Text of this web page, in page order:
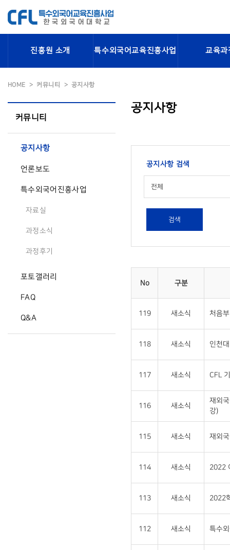
진흥원 소개 특수외국어교육진흥사업 교육과
HOME 커뮤니티 공지사항
커뮤니티
공지사항
언론보도
특수외국어진흥사업
자료실
과정소식
과정후기
포토갤러리
FAQ
Q&A
공지사항
공지사항 검색
전체
검색
No 구분
119 새소식 처음
118 새소식 인천
117 새소식 CFL
116 새소식
재외
강)
115 새소식 재외
114 새소식 2022
113 새소식 2022
112 새소식 특수